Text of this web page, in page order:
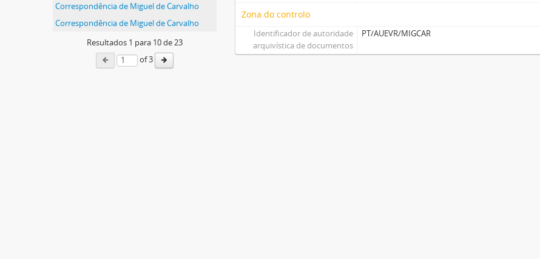
Correspondência de Miguel de Carvalho
Correspondência de Miguel de Carvalho
Resultados 1 para 10de 23
of 3
Zona do controlo
Identificador de autoridade
arquivística de documentos
PT/AUEVR/MIGCAR